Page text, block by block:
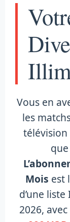
Vous en
les
Mois est
d’une
2026,